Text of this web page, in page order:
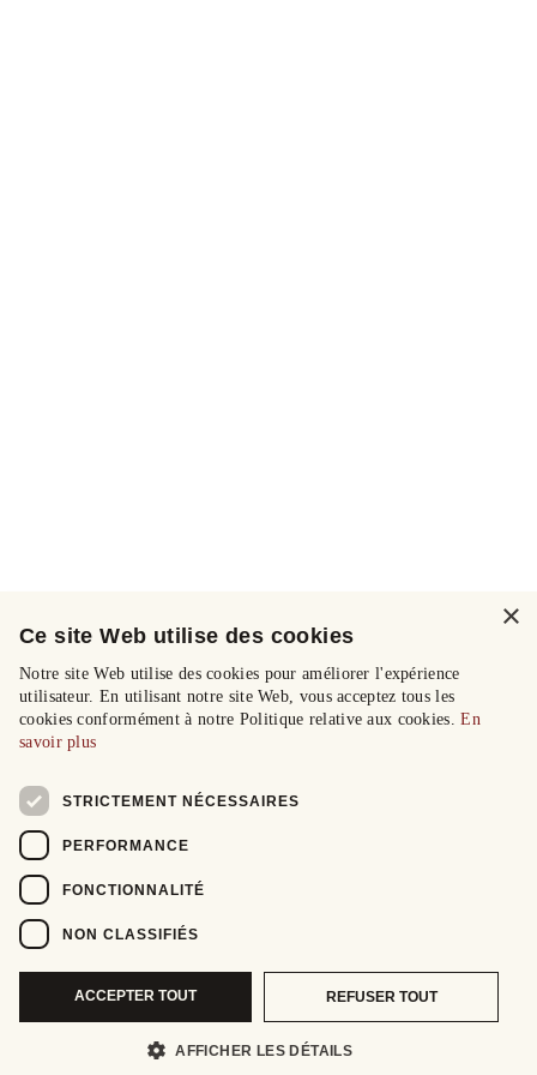
×
Ce site Web utilise des cookies
Notre site Web utilise des cookies pour améliorer l'expérience
utilisateur. En utilisant notre site Web, vous acceptez tous les
cookies conformément à notre Politique relative aux cookies.En
savoir plus
STRICTEMENT NÉCESSAIRES
PERFORMANCE
FONCTIONNALITÉ
NON CLASSIFIÉS
ACCEPTER TOUT REFUSER TOUT
AFFICHER LES DÉTAILS